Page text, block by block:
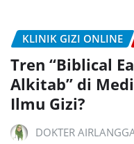
KLINIK GIZI ONLINE
Tren “Biblical
Alkitab” di
Ilmu Gizi?
DOKTER